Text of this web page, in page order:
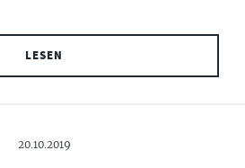
LESEN
20.10.2019